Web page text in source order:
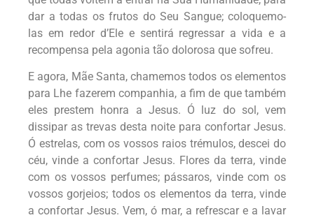
dar a todas os frutos do Seu Sangue; coloquemo-
las em redor d’Ele e sentirá regressar a vida e a
recompensa pela agonia tão dolorosa que sofreu.
E agora, Mãe Santa, chamemos todos os elementos
para Lhe fazerem companhia, a fim de que também
eles prestem honra a Jesus. Ó luz do sol, vem
dissipar as trevas desta noite para confortar Jesus.
Ó estrelas, com os vossos raios trémulos, descei do
céu, vinde a confortar Jesus. Flores da terra, vinde
com os vossos perfumes; pássaros, vinde com os
vossos gorjeios; todos os elementos da terra, vinde
a confortar Jesus. Vem, ó mar, a refrescar e a lavar